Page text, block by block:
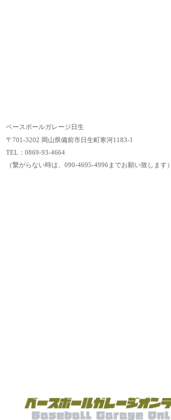
ベースボールガレージ日生
〒701-3202 岡山県備前市日生町寒河1183-1
TEL：0869-93-4664
（繋がらない時は、090-4695-4996までお願い致します）